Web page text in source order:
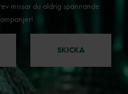
missar du aldrig spännande
SKICKA